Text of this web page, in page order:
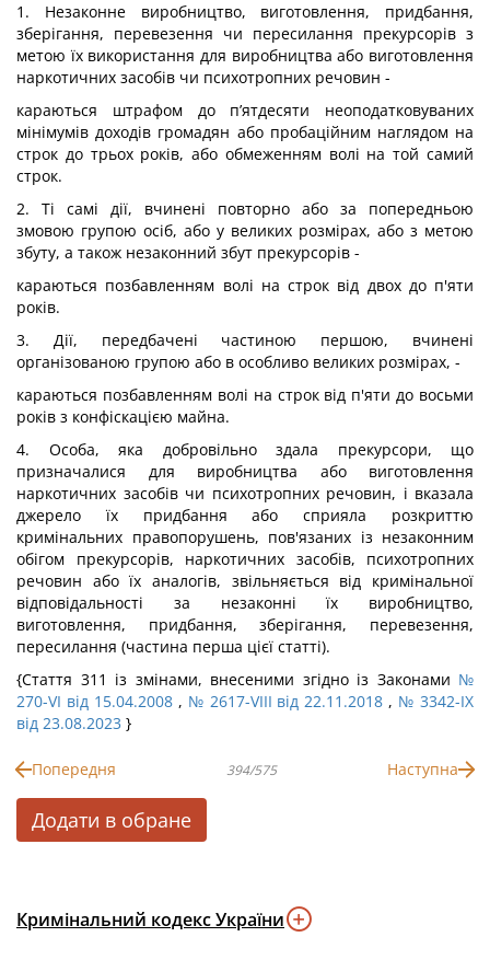
1. Незаконне виробництво, виготовлення, придбання,
зберігання, перевезення чи пересилання прекурсорів з
метою їх використання для виробництва або виготовлення
наркотичних засобів чи психотропних речовин -
караються штрафом до п’ятдесяти неоподатковуваних
мінімумів доходів громадян або пробаційним наглядом на
строк до трьох років, або обмеженням волі на той самий
строк.
2. Ті самі дії, вчинені повторно або за попередньою
змовою групою осіб, або у великих розмірах, або з метою
збуту, а також незаконний збут прекурсорів -
караються позбавленням волі на строк від двох до п'яти
років.
3. Дії, передбачені частиною першою, вчинені
організованою групою або в особливо великих розмірах, -
караються позбавленням волі на строк від п'яти до восьми
років з конфіскацією майна.
4. Особа, яка добровільно здала прекурсори, що
призначалися для виробництва або виготовлення
наркотичних засобів чи психотропних речовин, і вказала
джерело їх придбання або сприяла розкриттю
кримінальних правопорушень, пов'язаних із незаконним
обігом прекурсорів, наркотичних засобів, психотропних
речовин або їх аналогів, звільняється від кримінальної
відповідальності за незаконні їх виробництво,
виготовлення, придбання, зберігання, перевезення,
пересилання (частина перша цієї статті).
{Стаття 311 із змінами, внесеними згідно із Законами №
270-VI від 15.04.2008, № 2617-VIII від 22.11.2018 , № 3342-IX
від 23.08.2023 }
Попередня 394/575 Наступна
Додати в обране
Кримінальний кодекс України